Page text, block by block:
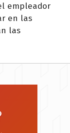
empleador
en las
las